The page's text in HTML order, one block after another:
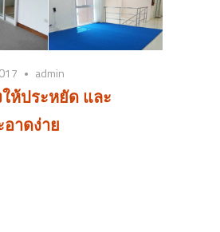
admin
ห้ประหยัด และ
าดง่าย